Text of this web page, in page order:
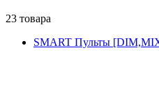
23 товара
SMART Пульты